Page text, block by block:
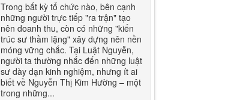
Trong bất kỳ tổ chức nào, bên cạnh
những người trực tiếp "ra trận" tạo
nên doanh thu, còn có những "kiến
trúc sư thầm lặng" xây dựng nên nền
móng vững chắc. Tại Luật Nguyễn,
người ta thường nhắc đến những luật
sư dày dạn kinh nghiệm, nhưng ít ai
biết về Nguyễn Thị Kim Hường – một
trong những...